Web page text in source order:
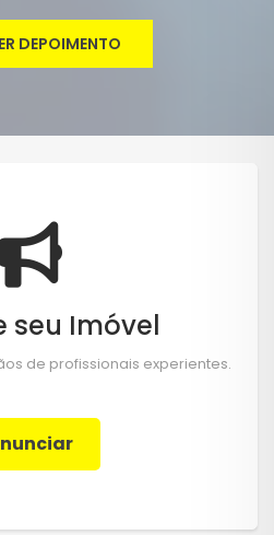
DEPOIMENTO
seu Imóvel
de profissionais experientes.